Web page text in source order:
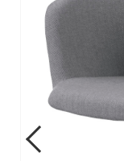
Previous